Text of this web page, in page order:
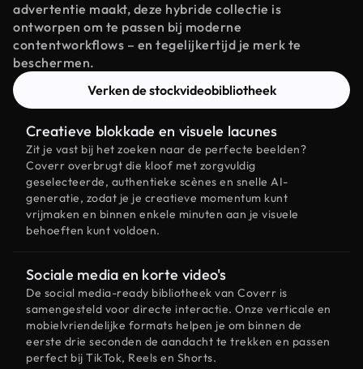
advertentie maakt, deze hybride collectie is
ontworpen om te passen bij moderne
contentworkflows – en tegelijkertijd je merk te
beschermen.
Verken de stockvideobibliotheek
Creatieve blokkade en visuele lacunes
Zit je vast bij het zoeken naar de perfecte beelden?
Coverr overbrugt die kloof met zorgvuldig
geselecteerde, authentieke scènes en snelle AI-
generatie, zodat je je creatieve momentum kunt
vrijmaken en binnen enkele minuten aan je visuele
behoeften kunt voldoen.
Sociale media en korte video's
De social media-ready bibliotheek van Coverr is
samengesteld voor directe interactie. Onze verticale en
mobielvriendelijke formats helpen je om binnen de
eerste drie seconden de aandacht te trekken en passen
perfect bij TikTok, Reels en Shorts.